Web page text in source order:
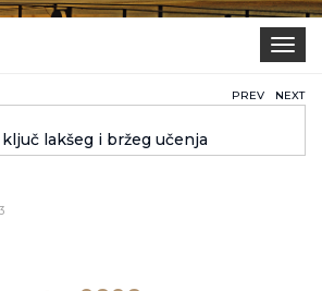
Toggle
lakšeg i bržeg učenja
PREV NEXT